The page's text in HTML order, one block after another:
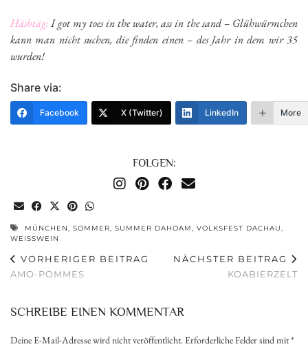
Häshtäg:I got my toes in the water, ass in the sand – Glühwürmchen
kann man nicht suchen, die finden einen – des Jahr in dem wir 35
wurden!
Share via:
Facebook X (Twitter) LinkedIn More
FOLGEN:
MÜNCHEN, SOMMER, SUMMER DAHOAM, VOLKSFEST DACHAU,
WEISSWEIN
VORHERIGER BEITRAG
AMO-POMMES
NÄCHSTER BEITRAG
KOABIERZELT
SCHREIBE EINEN KOMMENTAR
Deine E-Mail-Adresse wird nicht veröffentlicht.Erforderliche Felder sind mit*